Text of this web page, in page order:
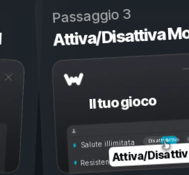
Passaggio 3
Attiva/Disattiva
Il tuo gioco
Attivo
Disattivo
Salute illimitata
Resistenza illimitata
Attiva/